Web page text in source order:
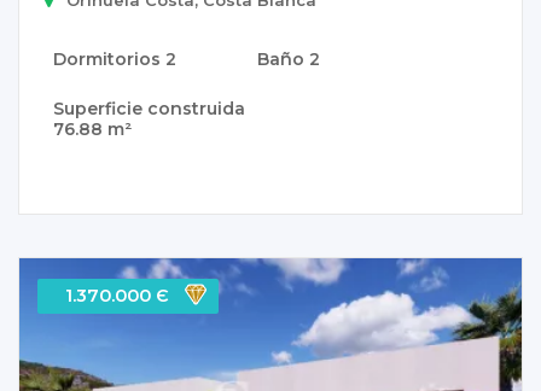
Dormitorios 2 Baño 2
Superficie construida
76.88 m²
1.370.000 Є